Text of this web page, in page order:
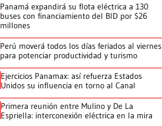
Panamá expandirá su flota eléctrica a 130
buses con financiamiento del BID por $26
millones
Perú moverá todos los días feriados al viernes
para potenciar productividad y turismo
Ejercicios Panamax: así refuerza Estados
Unidos su influencia en torno al Canal
Primera reunión entre Mulino y De La
Espriella: interconexión eléctrica en la mira